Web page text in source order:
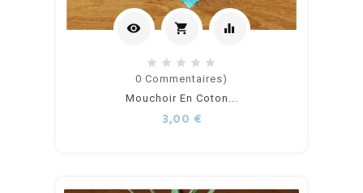
visibility shopping_cart
Ajouter
au
equalizer
0 Commentaires)
Mouchoir En Coton...
3,00 €Prix